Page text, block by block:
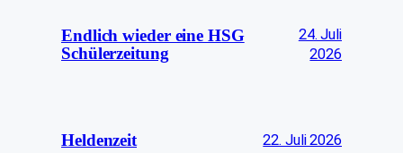
Endlich wieder eine HSG
Schülerzeitung
24. Juli
2026
Heldenzeit 22. Juli 2026